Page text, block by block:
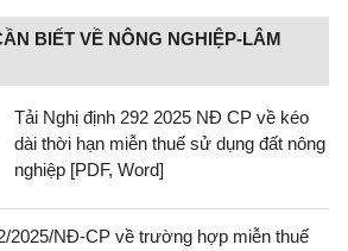
BIẾT VỀ NÔNG NGHIỆP-LÂM
Tải Nghị định 292 2025 NĐ CP về kéo
dài thời hạn miễn thuế sử dụng đất nông
nghiệp [PDF, Word]
2025/NĐ-CP về trường hợp miễn thuế